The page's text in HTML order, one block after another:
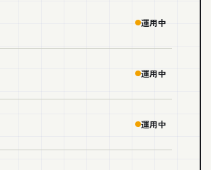
運用中
運用中
運用中